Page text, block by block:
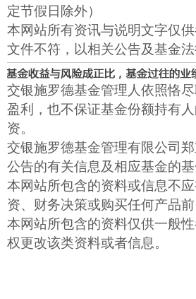
定节假日除外）
本网站所有资讯与说明文字仅
文件不符，以相关公告及基金法
交银施罗德基金管理人依照恪
盈利，也不保证基金份额持有
资。
交银施罗德基金管理有限公司
公告的有关信息及相应基金的
本网站所包含的资料或信息不
资、财务决策或购买任何产品
本网站所包含的资料仅供一般
权更改该类资料或者信息。